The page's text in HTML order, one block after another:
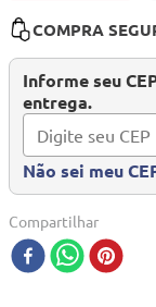
COMPRA
Informe seu
entrega.
Não sei meu
Compartilhar